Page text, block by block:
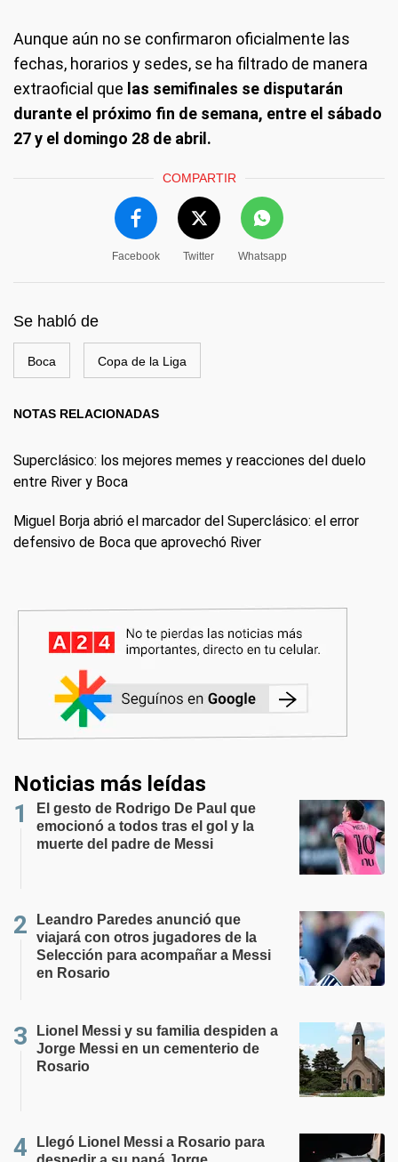
Aunque aún no se confirmaron oficialmente las
fechas, horarios y sedes, se ha filtrado de manera
extraoficial que las semifinales se disputarán
durante el próximo fin de semana, entre el sábado
27 y el domingo 28 de abril.
COMPARTIR
Facebook Twitter Whatsapp
Se habló de
Boca Copa de la Liga
NOTAS RELACIONADAS
Superclásico: los mejores memes y reacciones del duelo
entre River y Boca
Miguel Borja abrió el marcador del Superclásico: el error
defensivo de Boca que aprovechó River
Noticias más leídas
El gesto de Rodrigo De Paul que
emocionó a todos tras el gol y la
muerte del padre de Messi
Leandro Paredes anunció que
viajará con otros jugadores de la
Selección para acompañar a Messi
en Rosario
Lionel Messi y su familia despiden a
Jorge Messi en un cementerio de
Rosario
Llegó Lionel Messi a Rosario para